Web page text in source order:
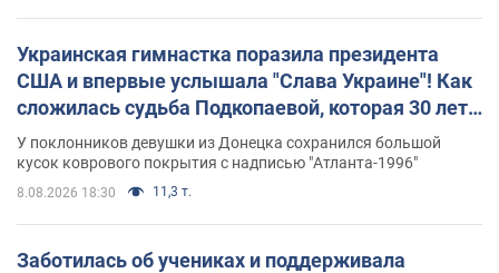
Украинская гимнастка поразила президента
США и впервые услышала "Слава Украине"! Как
сложилась судьба Подкопаевой, которая 30 лет
назад завоевала "золото" Олимпиады
У поклонников девушки из Донецка сохранился большой
кусок коврового покрытия с надписью "Атланта-1996"
8.08.2026 18:30 11,3 т.
Заботилась об учениках и поддерживала